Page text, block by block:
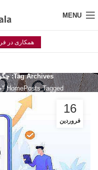
MENU
همکاری در
Tag Archives: چگونه در اینستاگرام بلاگر شویم؟
HomePosts Tagged "چگونه در اینستاگرام بلاگر شویم؟"
16
فروردین